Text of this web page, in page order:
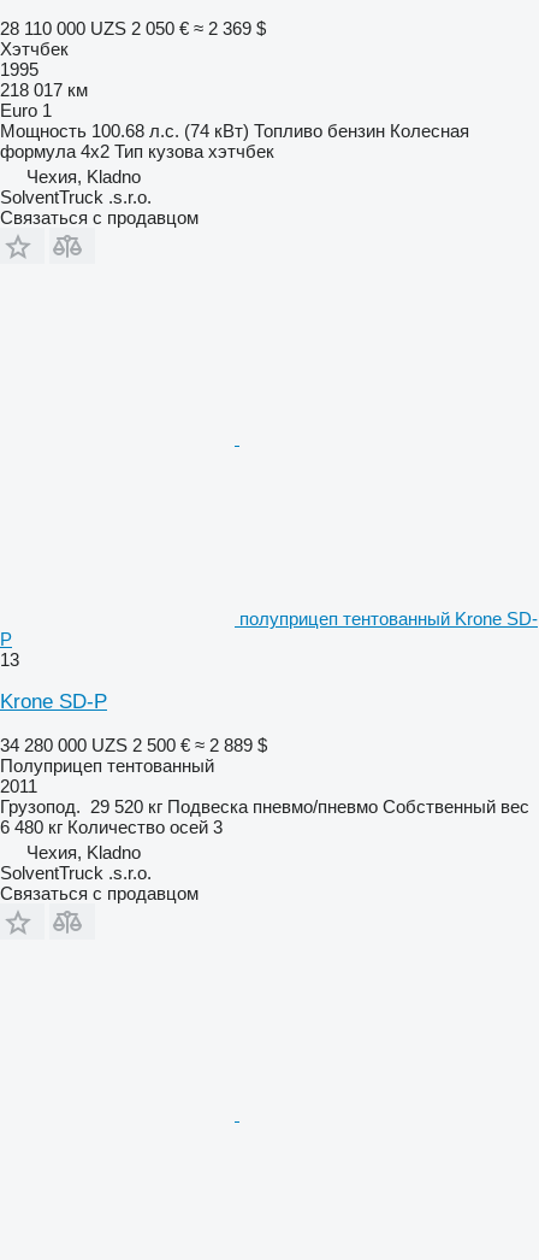
28 110 000 UZS 2 050 € ≈ 2 369 $
Хэтчбек
1995
218 017 км
Euro 1
Мощность 100.68 л.с. (74 кВт) Топливо бензин Колесная
формула 4x2 Тип кузова хэтчбек
Чехия, Kladno
SolventTruck .s.r.o.
Связаться с продавцом
полуприцеп тентованный Krone SD-
P
13
Krone SD-P
34 280 000 UZS 2 500 € ≈ 2 889 $
Полуприцеп тентованный
2011
Грузопод. 29 520 кг Подвеска пневмо/пневмо Собственный вес
6 480 кг Количество осей 3
Чехия, Kladno
SolventTruck .s.r.o.
Связаться с продавцом